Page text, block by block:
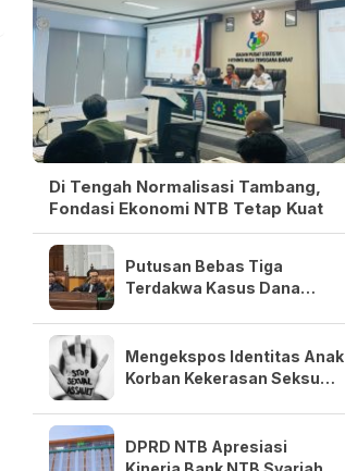
Di Tengah Normalisasi Tambang,
Fondasi Ekonomi NTB Tetap Kuat
Putusan Bebas Tiga
Terdakwa Kasus Dana
Mengekspos Identitas Anak
Korban Kekerasan Seksual
DPRD NTB Apresiasi